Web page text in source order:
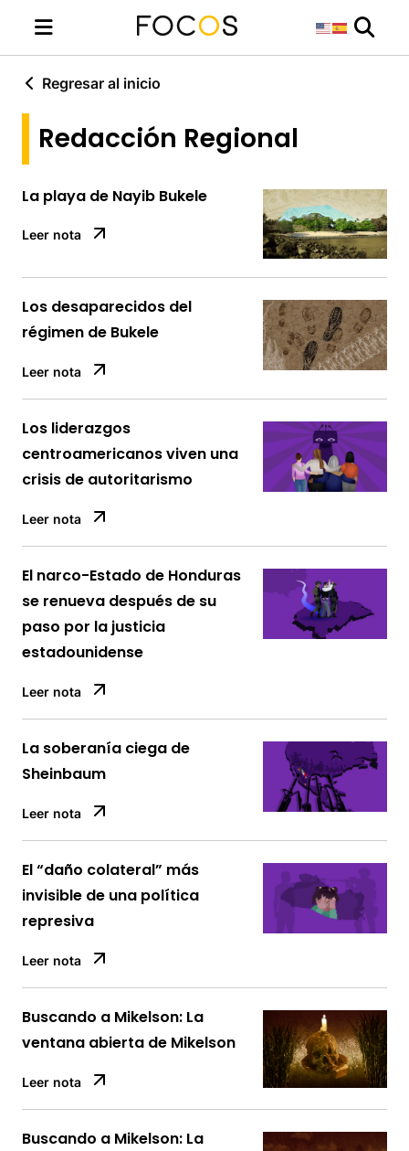
Regresar al inicio
Redacción Regional
La playa de Nayib Bukele
Leer nota
Los desaparecidos del
régimen de Bukele
Leer nota
Los liderazgos
centroamericanos viven una
crisis de autoritarismo
Leer nota
El narco-Estado de Honduras
se renueva después de su
paso por la justicia
estadounidense
Leer nota
La soberanía ciega de
Sheinbaum
Leer nota
El “daño colateral” más
invisible de una política
represiva
Leer nota
Buscando a Mikelson: La
ventana abierta de Mikelson
Leer nota
Buscando a Mikelson: La